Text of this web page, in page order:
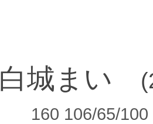
白城まい
160 106/65/100